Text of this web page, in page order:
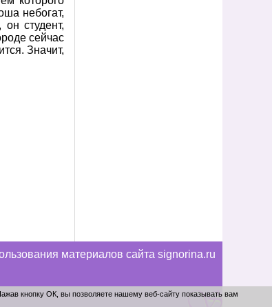
небогат,
студент,
сейчас
Значит,
материалов сайта signorina.ru
кнопку ОК, вы позволяете нашему веб-сайту показывать вам